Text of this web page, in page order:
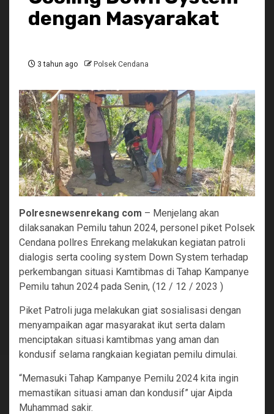
dengan Masyarakat
3 tahun ago Polsek Cendana
Polresnewsenrekang com – Menjelang akan
dilaksanakan Pemilu tahun 2024, personel piket Polsek
Cendana pollres Enrekang melakukan kegiatan patroli
dialogis serta cooling system Down System terhadap
perkembangan situasi Kamtibmas di Tahap Kampanye
Pemilu tahun 2024 pada Senin, (12 / 12 / 2023 )
Piket Patroli juga melakukan giat sosialisasi dengan
menyampaikan agar masyarakat ikut serta dalam
menciptakan situasi kamtibmas yang aman dan
kondusif selama rangkaian kegiatan pemilu dimulai.
“Memasuki Tahap Kampanye Pemilu 2024 kita ingin
memastikan situasi aman dan kondusif” ujar Aipda
Muhammad sakir.